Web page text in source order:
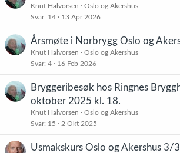
Knut Halvorsen
Oslo og Akershus
Svar 14 13 Apr 2026
Årsmøte i Norbrygg Oslo og
Knut Halvorsen
Oslo og Akershus
Svar 4 16 Feb 2026
Bryggeribesøk hos Ringnes
oktober 2025 kl. 18.
Knut Halvorsen
Oslo og Akershus
Svar 15 2 Okt 2025
Usmakskurs Oslo og Akershus 3/